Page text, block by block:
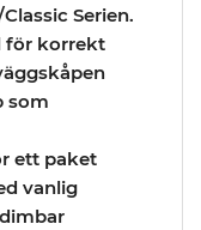
Serien.
för korrekt
som
ett paket
vanlig